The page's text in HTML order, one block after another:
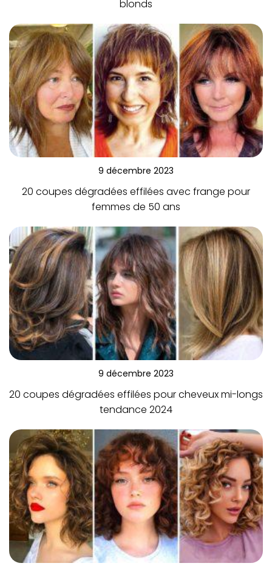
blonds
9 décembre 2023
20 coupes dégradées effilées avec frange pour
femmes de 50 ans
9 décembre 2023
20 coupes dégradées effilées pour cheveux mi-longs
tendance 2024